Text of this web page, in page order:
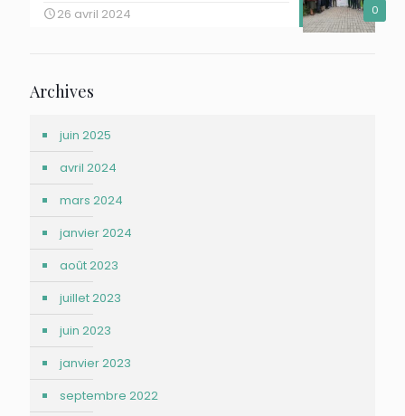
0
26 avril 2024
Archives
juin 2025
avril 2024
mars 2024
janvier 2024
août 2023
juillet 2023
juin 2023
janvier 2023
septembre 2022